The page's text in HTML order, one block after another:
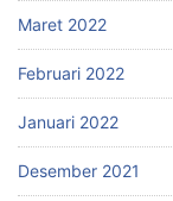
Maret 2022
Februari 2022
Januari 2022
Desember 2021